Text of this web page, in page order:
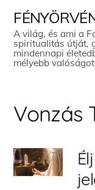
content
A világ, és ami a
spiritualitás útját,
mindennapi
mélyebb
Vonzás